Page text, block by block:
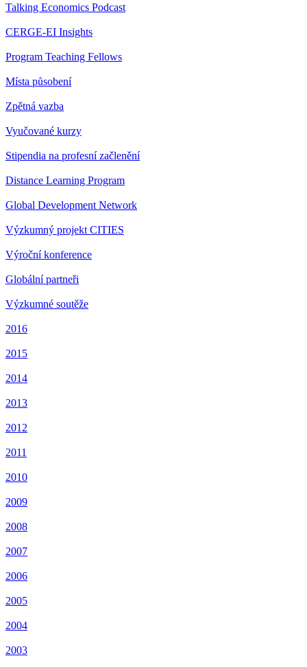
Talking Economics Podcast
CERGE-EI Insights
Program Teaching Fellows
Místa působení
Zpětná vazba
Vyučované kurzy
Stipendia na profesní začlenění
Distance Learning Program
Global Development Network
Výzkumný projekt CITIES
Výroční konference
Globální partneři
Výzkumné soutěže
2016
2015
2014
2013
2012
2011
2010
2009
2008
2007
2006
2005
2004
2003